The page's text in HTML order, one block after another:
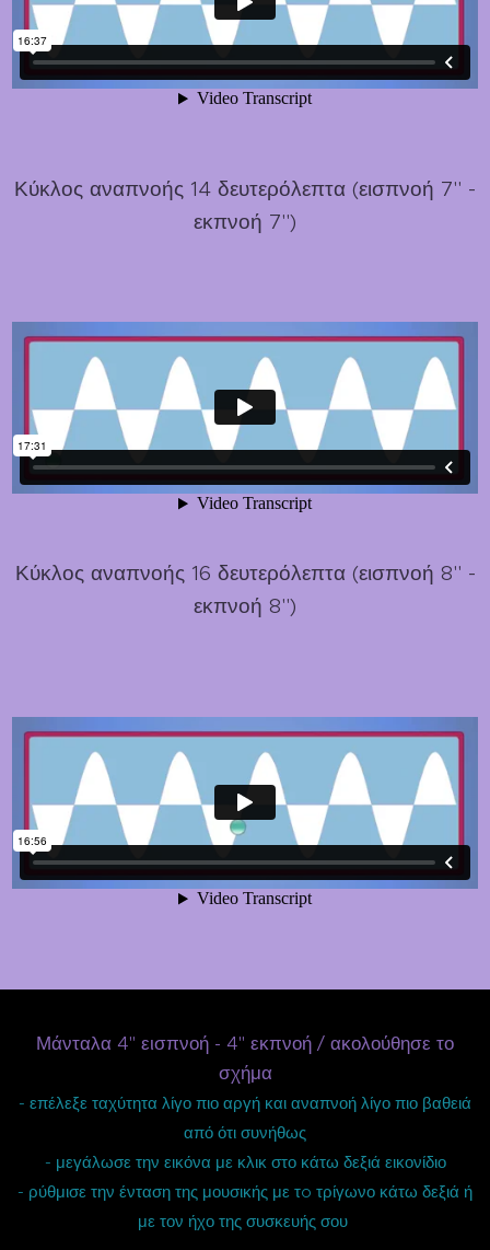
Κύκλος αναπνοής 14 δευτερόλεπτα (εισπνοή 7'' -
εκπνοή 7'')
Κύκλος αναπνοής 16 δευτερόλεπτα (εισπνοή 8'' -
εκπνοή 8'')
Μάνταλα 4'' εισπνοή - 4'' εκπνοή / ακολούθησε το
σχήμα
- επέλεξε ταχύτητα λίγο πιο αργή και αναπνοή λίγο πιο βαθειά
από ότι συνήθως
- μεγάλωσε την εικόνα με κλικ στο κάτω δεξιά εικονίδιο
- ρύθμισε την ένταση της μουσικής με τo τρίγωνο κάτω δεξιά ή
με τον ήχο της συσκευής σου